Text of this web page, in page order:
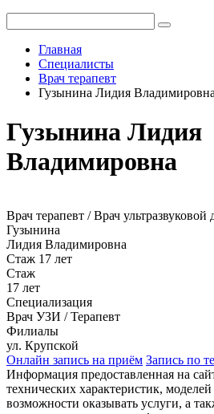
Главная
Специалисты
Врач терапевт
Гузынина Лидия Владимировна
Гузынина Лидия
Владимировна
Врач терапевт / Врач ультразвуковой
Гузынина
Лидия Владимировна
Стаж 17 лет
Стаж
17 лет
Специализация
Врач УЗИ / Терапевт
Филиалы
ул. Крупской
Онлайн запись на приём Запись по
Информация предоставленная на
технических характеристик,
возможности оказывать услуги, а